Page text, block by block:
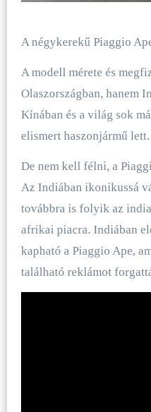
A négykerekű Piaggio
A modell mérete és
Olaszországban, hanem
Kínában és a világ sok
elismert haszonjármű lett.
De nem kell félni, a
Az Indiában ikonikussá
továbbra is folyik az
afrikai piacra. Indiában
kapható a Piaggio Ape,
található reklámot